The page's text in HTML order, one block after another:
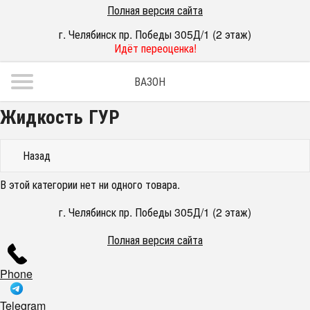
Полная версия сайта
г. Челябинск пр. Победы 305Д/1 (2 этаж)
Идёт переоценка!
ВАЗОН
Жидкость ГУР
Назад
В этой категории нет ни одного товара.
г. Челябинск пр. Победы 305Д/1 (2 этаж)
Полная версия сайта
Phone
Telegram